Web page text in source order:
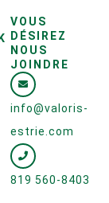
VOUS
DÉSIREZ
NOUS
JOINDRE
info@valoris-
estrie.com
819 560-8403